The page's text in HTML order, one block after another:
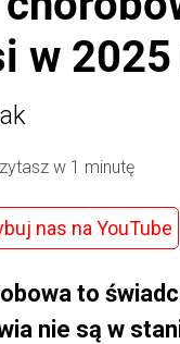
w
w 1 minutę
nas na YouTube
to
nie są w